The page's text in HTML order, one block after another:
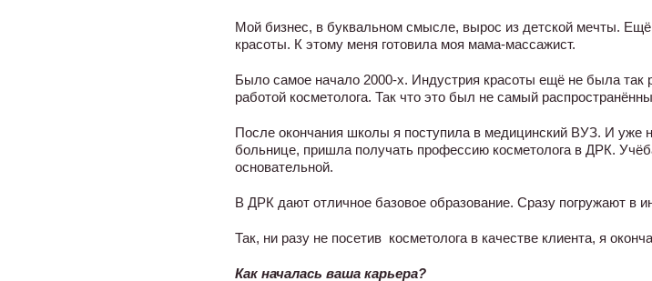
Мой бизнес, в буквальном смысле, вырос из детской мечты.
красоты. К этому меня готовила моя мама-массажист.
Было самое начало 2000-х. Индустрия красоты ещё не была так
работой косметолога. Так что это был не самый
После окончания школы я поступила в медицинский ВУЗ. И уже
больнице, пришла получать профессию косметолога в ДРК.
основательной.
В ДРК дают отличное базовое образование. Сразу погружают в
Так, ни разу не посетив косметолога в качестве клиента, я
Как началась ваша карьера?